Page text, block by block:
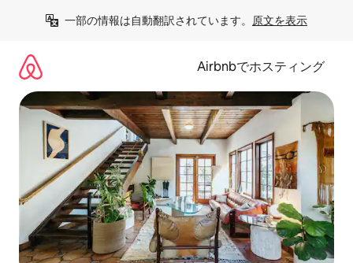
一部の情報は自動翻訳されています。 原文を表示
Airbnbでホスティング